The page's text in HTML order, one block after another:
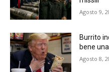
Agosto 9,
Burrito
bene una
Agosto 8,